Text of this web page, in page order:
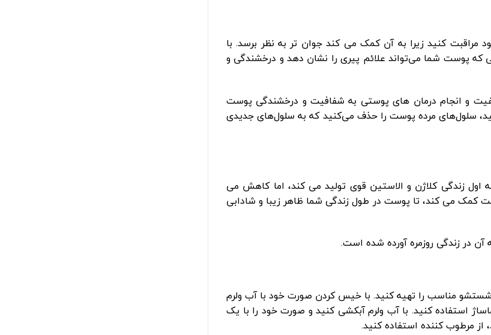
کنید زیرا به آن کمک می کند جوان تر به نظر برسد. با
پوست شما می‌تواند علائم پیری را نشان دهد و درخشندگی و
و انجام درمان های پوستی به شفافیت و درخشندگی پوست
سلول‌های مرده پوست را حذف می‌کنید که به سلول‌های جدیدی
زندگی کلاژن و الاستین قوی تولید می کند، اما کاهش می
کمک می کند، تا پوست در طول زندگی شما ظاهر زیبا و شادابی
در زندگی روزمره آورده شده است.
مناسب را تهیه کنید. با خیس کردن صورت خود با آب ولرم
استفاده کنید. با آب ولرم آبکشی کنید و صورت خود را با یک
مرطوب کننده استفاده کنید.